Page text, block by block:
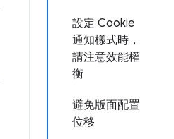
設定 Cookie
通知樣式時，
請注意效能權
衡
避免版面配置
位移